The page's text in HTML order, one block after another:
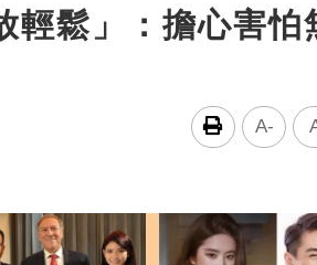
輕鬆」：擔心害怕
A-